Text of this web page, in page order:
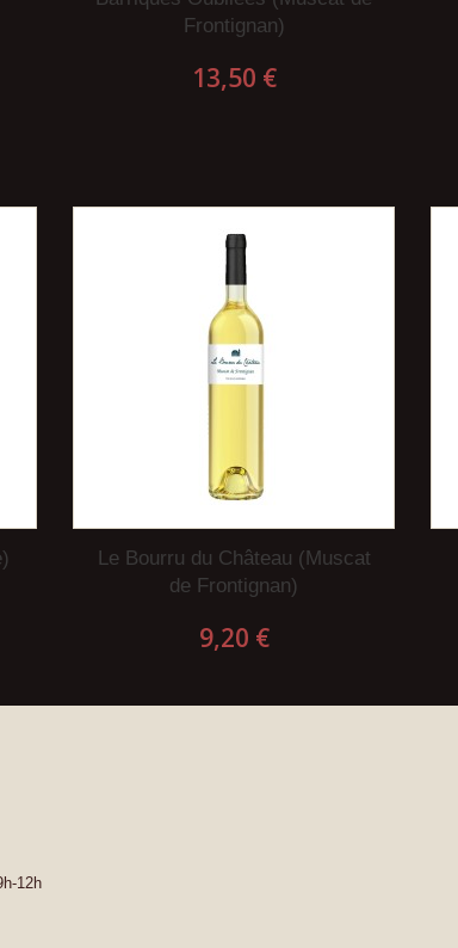
Frontignan)
13,50 €
Le Bourru du Château (Muscat
de Frontignan)
9,20 €
12h